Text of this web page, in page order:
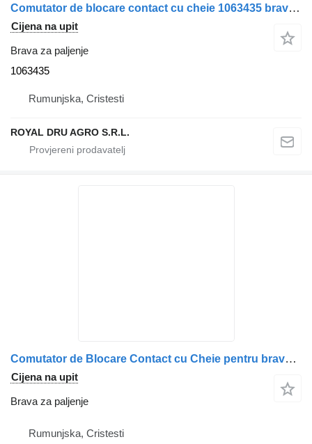
Comutator de blocare contact cu cheie 1063435 brava za paljenje za Volvo kamiona
Cijena na upit
Brava za paljenje
1063435
Rumunjska, Cristesti
ROYAL DRU AGRO S.R.L.
Comutator de Blocare Contact cu Cheie pentru brava za paljenje za Volvo (Coduri: 1063433, 8141849, 8159904, 8159907, 20398484) kamiona
Cijena na upit
Brava za paljenje
Rumunjska, Cristesti